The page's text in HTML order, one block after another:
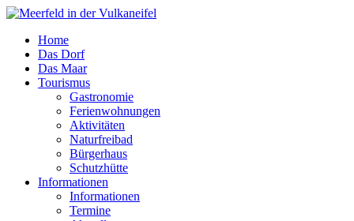
Home
Das Dorf
Das Maar
Tourismus
Gastronomie
Ferienwohnungen
Aktivitäten
Naturfreibad
Bürgerhaus
Schutzhütte
Informationen
Informationen
Termine